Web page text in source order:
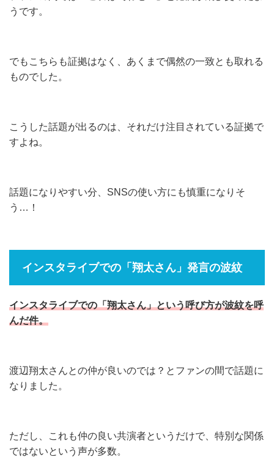
うです。
でもこちらも証拠はなく、あくまで偶然の一致とも取れる
ものでした。
こうした話題が出るのは、それだけ注目されている証拠で
すよね。
話題になりやすい分、SNSの使い方にも慎重になりそ
う…！
インスタライブでの「翔太さん」発言の波紋
インスタライブでの「翔太さん」という呼び方が波紋を呼
んだ件。
渡辺翔太さんとの仲が良いのでは？とファンの間で話題に
なりました。
ただし、これも仲の良い共演者というだけで、特別な関係
ではないという声が多数。